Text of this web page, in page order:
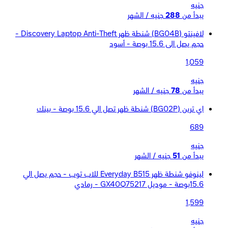
جنيه
يبدأ من 288 جنيه / الشهر
لافينتو (BG04B) شنطة ظهر Discovery Laptop Anti-Theft -
حجم يصل الى 15.6 بوصة - أسود
1,059
جنيه
يبدأ من 78 جنيه / الشهر
اي ترين (BG02P) شنطة ظهر تصل الي 15.6 بوصة - بينك
689
جنيه
يبدأ من 51 جنيه / الشهر
لينوفو شنطة ظهر Everyday B515 للاب توب - حجم يصل الي
15.6بوصة - موديل GX40Q75217 - رمادي
1,599
جنيه